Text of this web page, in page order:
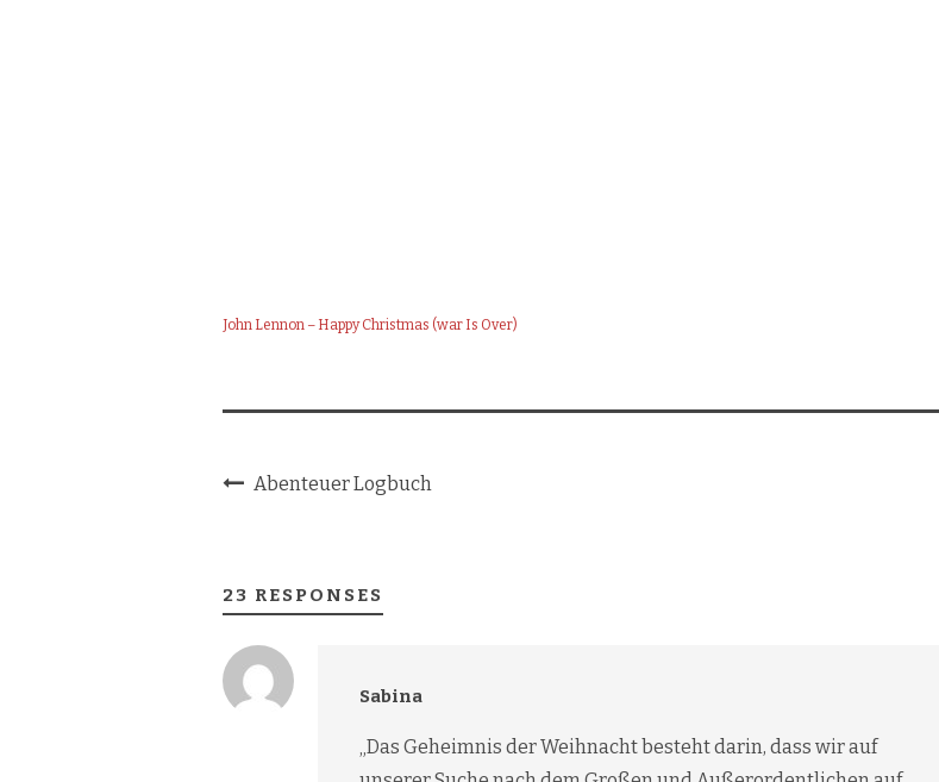
John Lennon – Happy Christmas (war Is Over)
Abenteuer Logbuch
23 RESPONSES
Sabina
„Das Geheimnis der Weihnacht besteht darin, dass wir auf